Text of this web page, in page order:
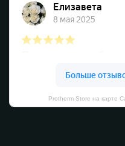
Protherm Store на карте